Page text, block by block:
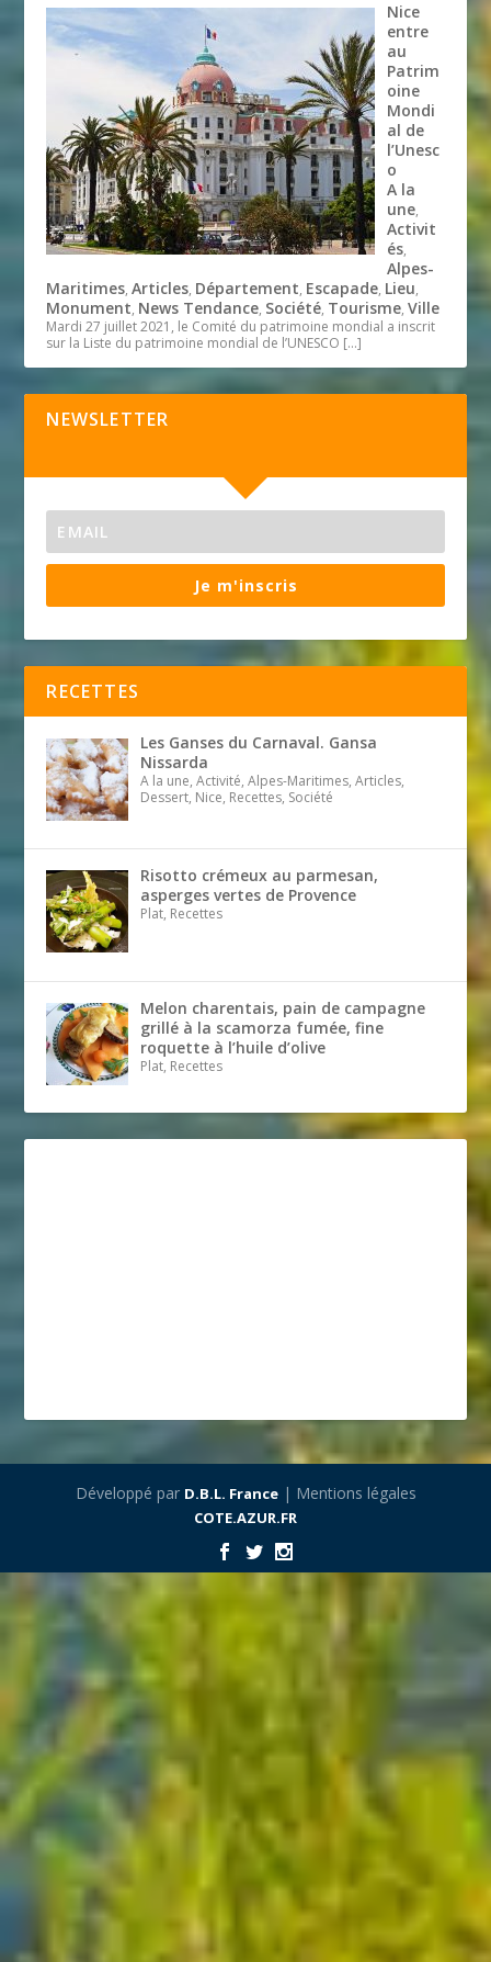
Nice
entre
au
Patrim
oine
Mondi
al de
l’Unesc
o
A la
une,
Activit
és,
Alpes-
Maritimes,Articles, Département, Escapade, Lieu,
Monument, News Tendance, Société, Tourisme,Ville
Mardi 27 juillet 2021, le Comité du patrimoine mondial a inscrit
sur la Liste du patrimoine mondial de l’UNESCO […]
NEWSLETTER
Je m'inscris
RECETTES
Les Ganses du Carnaval. Gansa
Nissarda
A la une, Activité, Alpes-Maritimes, Articles,
Dessert, Nice, Recettes, Société
Risotto crémeux au parmesan,
asperges vertes de Provence
Plat, Recettes
Melon charentais, pain de campagne
grillé à la scamorza fumée, fine
roquette à l’huile d’olive
Plat, Recettes
Développé par D.B.L. France| Mentions légales
COTE.AZUR.FR